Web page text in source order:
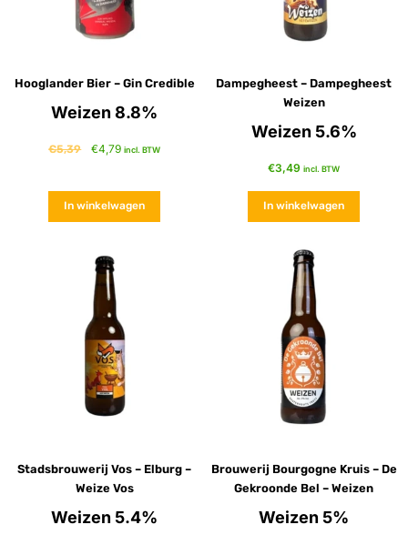
Hooglander Bier – Gin Credible
Weizen 8.8%
€5,39 €4,79 incl. BTW
In winkelwagen
Dampegheest – Dampegheest
Weizen
Weizen 5.6%
€3,49 incl. BTW
In winkelwagen
Stadsbrouwerij Vos – Elburg –
Weize Vos
Weizen 5.4%
Brouwerij Bourgogne Kruis – De
Gekroonde Bel – Weizen
Weizen 5%